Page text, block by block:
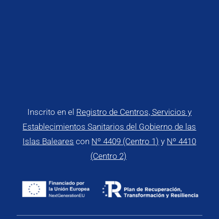
Inscrito en el Registro de Centros, Servicios y
Establecimientos Sanitarios del Gobierno de las
Islas Baleares con Nº 4409 (Centro 1) y Nº 4410
(Centro 2)